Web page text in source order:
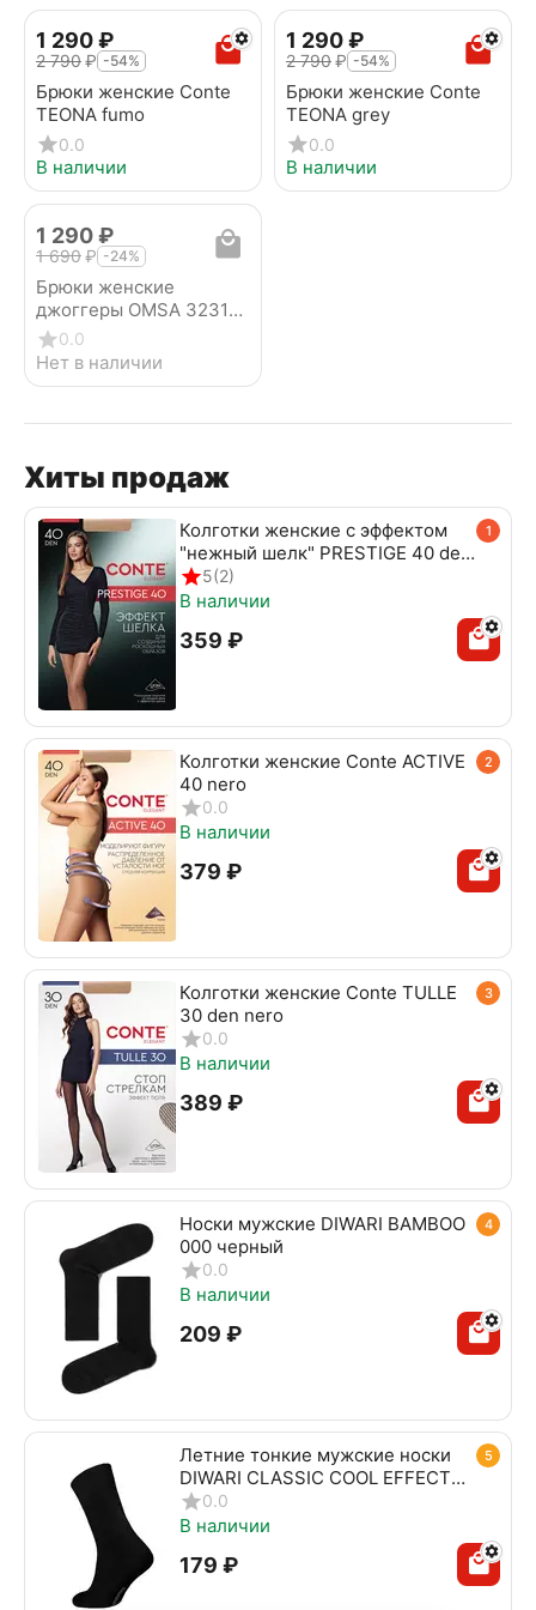
1 290₽
2 790₽ -54%
Брюки женские Conte
TEONA fumo
0.0
В наличии
1 290₽
2 790₽ -54%
Брюки женские Conte
TEONA grey
0.0
В наличии
1 290₽
1 690₽ -24%
Брюки женские
джоггеры OMSA 3231С
cappuccino
0.0
Нет в наличии
Хиты продаж
1
Колготки женские с эффектом
"нежный шелк" PRESTIGE 40 den
beige
5(2)
В наличии
‍359‍ ₽
2
Колготки женские Conte ACTIVE
40 nero
0.0
В наличии
‍379‍ ₽
3
Колготки женские Conte TULLE
30 den nero
0.0
В наличии
‍389‍ ₽
4
Носки мужские DIWARI BAMBOO
000 черный
0.0
В наличии
‍209‍ ₽
5
Летние тонкие мужские носки
DIWARI CLASSIC COOL EFFECT
010 черный
0.0
В наличии
‍179‍ ₽